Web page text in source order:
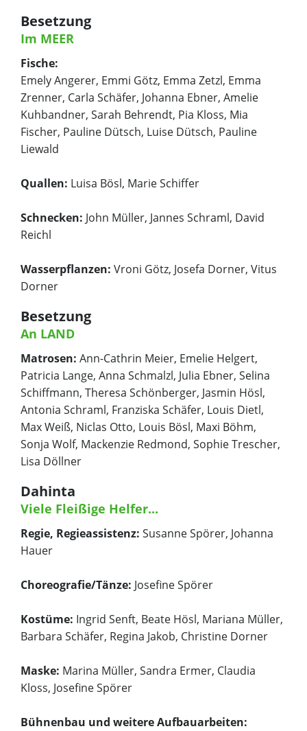
Besetzung
Im MEER
Fische:
Emely Angerer, Emmi Götz, Emma Zetzl, Emma
Zrenner, Carla Schäfer, Johanna Ebner, Amelie
Kuhbandner, Sarah Behrendt, Pia Kloss, Mia
Fischer, Pauline Dütsch, Luise Dütsch, Pauline
Liewald
Quallen: Luisa Bösl, Marie Schiffer
Schnecken: John Müller, Jannes Schraml, David
Reichl
Wasserpflanzen: Vroni Götz, Josefa Dorner, Vitus
Dorner
Besetzung
An LAND
Matrosen: Ann-Cathrin Meier, Emelie Helgert,
Patricia Lange, Anna Schmalzl, Julia Ebner, Selina
Schiffmann, Theresa Schönberger, Jasmin Hösl,
Antonia Schraml, Franziska Schäfer, Louis Dietl,
Max Weiß, Niclas Otto, Louis Bösl, Maxi Böhm,
Sonja Wolf, Mackenzie Redmond, Sophie Trescher,
Lisa Döllner
Dahinta
Viele Fleißige Helfer...
Regie, Regieassistenz: Susanne Spörer, Johanna
Hauer
Choreografie/Tänze: Josefine Spörer
Kostüme: Ingrid Senft, Beate Hösl, Mariana Müller,
Barbara Schäfer, Regina Jakob, Christine Dorner
Maske: Marina Müller, Sandra Ermer, Claudia
Kloss, Josefine Spörer
Bühnenbau und weitere Aufbauarbeiten: